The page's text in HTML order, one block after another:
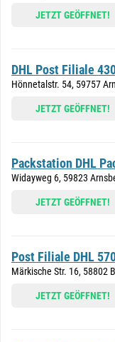
JETZT GEÖFFNET!
DHL Post Filiale
Hönnetalstr. 54, 59757
JETZT GEÖFFNET!
Packstation DHL
Widayweg 6, 59823
JETZT GEÖFFNET!
Post Filiale DHL
Märkische Str. 16, 58802
JETZT GEÖFFNET!